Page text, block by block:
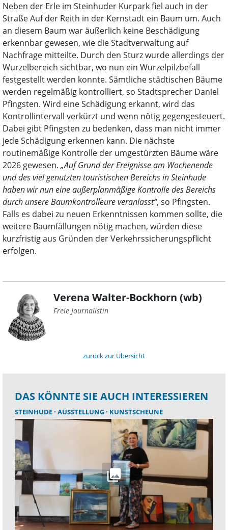
Neben der Erle im Steinhuder Kurpark fiel auch in der
Straße Auf der Reith in der Kernstadt ein Baum um. Auch
an diesem Baum war äußerlich keine Beschädigung
erkennbar gewesen, wie die Stadtverwaltung auf
Nachfrage mitteilte. Durch den Sturz wurde allerdings der
Wurzelbereich sichtbar, wo nun ein Wurzelpilzbefall
festgestellt werden konnte. Sämtliche städtischen Bäume
werden regelmäßig kontrolliert, so Stadtsprecher Daniel
Pfingsten. Wird eine Schädigung erkannt, wird das
Kontrollintervall verkürzt und wenn nötig gegengesteuert.
Dabei gibt Pfingsten zu bedenken, dass man nicht immer
jede Schädigung erkennen kann. Die nächste
routinemäßige Kontrolle der umgestürzten Bäume wäre
2026 gewesen. „Auf Grund der Ereignisse am Wochenende
und des viel genutzten touristischen Bereichs in Steinhude
haben wir nun eine außerplanmäßige Kontrolle des Bereichs
durch unsere Baumkontrolleure veranlasst“, so Pfingsten.
Falls es dabei zu neuen Erkenntnissen kommen sollte, die
weitere Baumfällungen nötig machen, würden diese
kurzfristig aus Gründen der Verkehrssicherungspflicht
erfolgen.
Verena Walter-Bockhorn (wb)
Freie Journalistin
zurück zur Übersicht
DAS KÖNNTE SIE AUCH INTERESSIEREN
STEINHUDE AUSSTELLUNG KUNSTSCHEUNE